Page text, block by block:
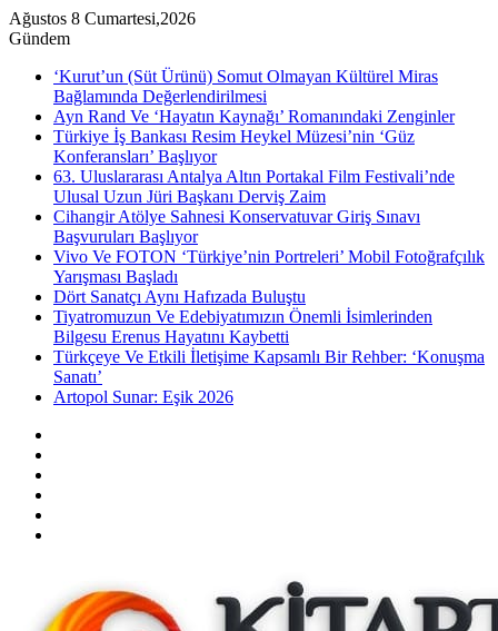
Ağustos 8 Cumartesi,2026
Gündem
‘Kurut’un (Süt Ürünü) Somut Olmayan Kültürel Miras
Bağlamında Değerlendirilmesi
Ayn Rand Ve ‘Hayatın Kaynağı’ Romanındaki Zenginler
Türkiye İş Bankası Resim Heykel Müzesi’nin ‘Güz
Konferansları’ Başlıyor
63. Uluslararası Antalya Altın Portakal Film Festivali’nde
Ulusal Uzun Jüri Başkanı Derviş Zaim
Cihangir Atölye Sahnesi Konservatuvar Giriş Sınavı
Başvuruları Başlıyor
Vivo Ve FOTON ‘Türkiye’nin Portreleri’ Mobil Fotoğrafçılık
Yarışması Başladı
Dört Sanatçı Aynı Hafızada Buluştu
Tiyatromuzun Ve Edebiyatımızın Önemli İsimlerinden
Bilgesu Erenus Hayatını Kaybetti
Türkçeye Ve Etkili İletişime Kapsamlı Bir Rehber: ‘Konuşma
Sanatı’
Artopol Sunar: Eşik 2026